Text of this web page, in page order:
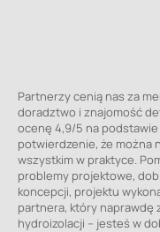
Partnerzy cenią nas za
doradztwo i znajomość
ocenę 4,9/5 na
potwierdzenie, że można
wszystkim w praktyce.
problemy projektowe,
koncepcji, projektu
partnera, który naprawdę
hydroizolacji – jesteś w